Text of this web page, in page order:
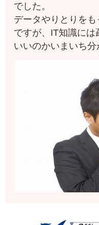
でした。
データやりとりを
ですが、IT知識には
いいのかいまいち分